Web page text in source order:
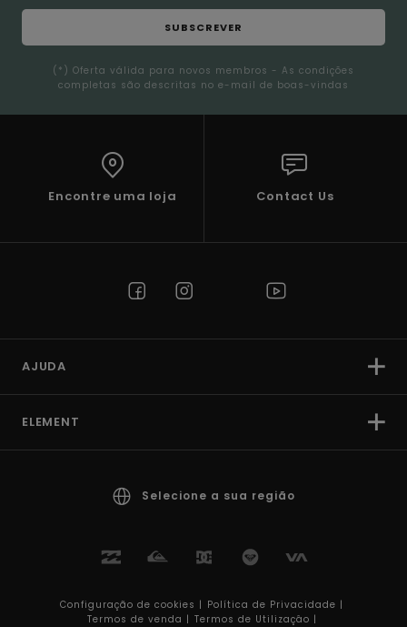
SUBSCREVER
(*) Oferta válida para novos membros - As condições
completas são descritas no e-mail de boas-vindas
Encontre uma loja Contact Us
AJUDA
ELEMENT
Selecione a sua região
Configuração de cookies | Política de Privacidade |
Termos de venda | Termos de Utilizaçâo |